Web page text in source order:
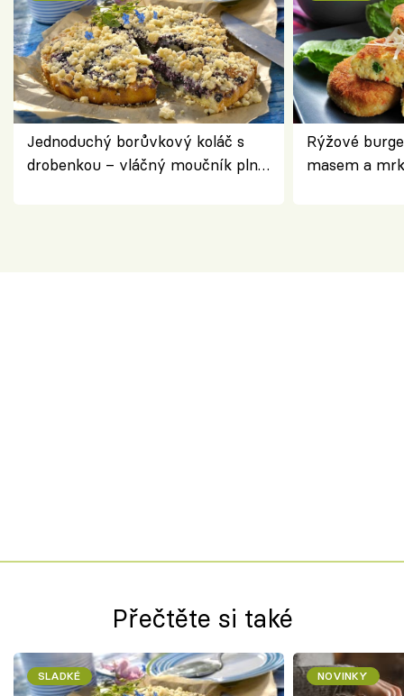
Jednoduchý borůvkový koláč s
drobenkou – vláčný moučník plný
Rýžové
masem a
Přečtěte si také
SLADKÉ NOVINKY